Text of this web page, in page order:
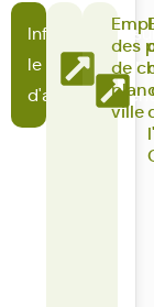
Informations
le projet
des
de
plan
ville